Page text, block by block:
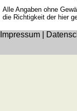
Alle Angaben ohne
die Richtigkeit der hier
Impressum